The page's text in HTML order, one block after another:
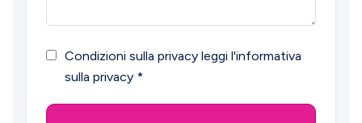
Condizioni sulla privacy leggi l'informativa
sulla privacy *